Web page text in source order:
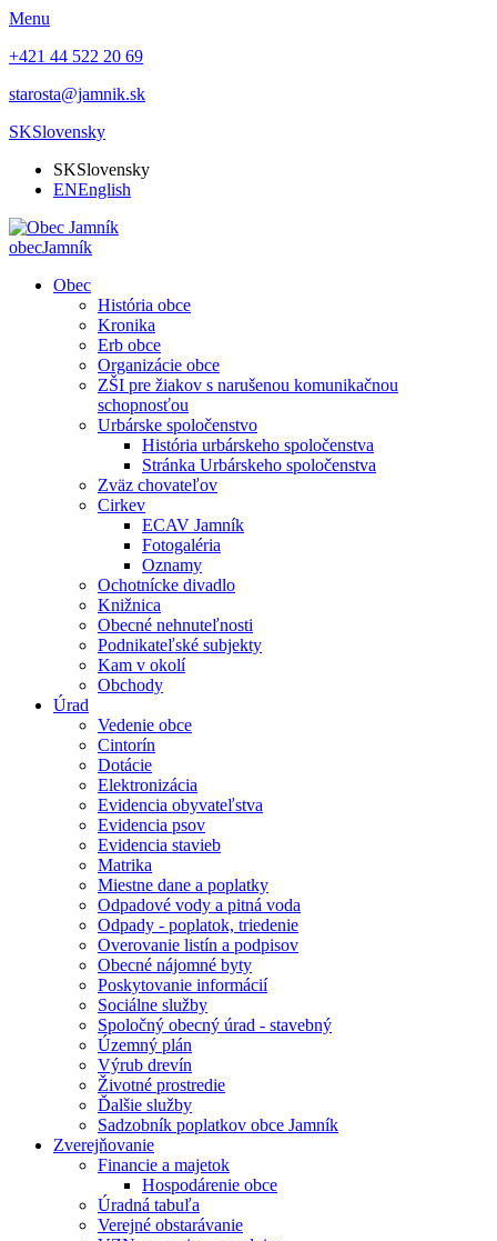
Menu
+421 44 522 20 69
starosta@jamnik.sk
SKSlovensky
SKSlovensky
ENEnglish
obecJamník
Obec
História obce
Kronika
Erb obce
Organizácie obce
ZŠI pre žiakov s narušenou komunikačnou
schopnosťou
Urbárske spoločenstvo
História urbárskeho spoločenstva
Stránka Urbárskeho spoločenstva
Zväz chovateľov
Cirkev
ECAV Jamník
Fotogaléria
Oznamy
Ochotnícke divadlo
Knižnica
Obecné nehnuteľnosti
Podnikateľské subjekty
Kam v okolí
Obchody
Úrad
Vedenie obce
Cintorín
Dotácie
Elektronizácia
Evidencia obyvateľstva
Evidencia psov
Evidencia stavieb
Matrika
Miestne dane a poplatky
Odpadové vody a pitná voda
Odpady - poplatok, triedenie
Overovanie listín a podpisov
Obecné nájomné byty
Poskytovanie informácií
Sociálne služby
Spoločný obecný úrad - stavebný
Územný plán
Výrub drevín
Životné prostredie
Ďalšie služby
Sadzobník poplatkov obce Jamník
Zverejňovanie
Financie a majetok
Hospodárenie obce
Úradná tabuľa
Verejné obstarávanie